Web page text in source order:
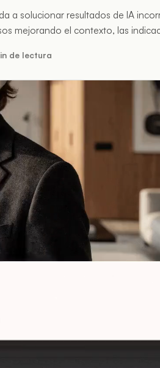
a solucionar resultados de IA
mejorando el contexto, las
de lectura